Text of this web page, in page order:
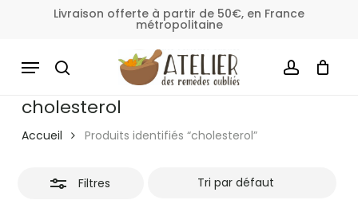
content
Livraison offerte à partir de 50€, en France
métropolitaine
SEARCH ACCOUNT
MENU panier
cholesterol
Accueil Produits identifiés “cholesterol”
Filtres
filtres